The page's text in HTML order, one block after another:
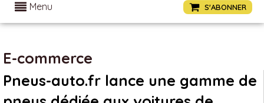
Menu S'ABONNER
E-commerce
Pneus-auto.fr lance une gamme de